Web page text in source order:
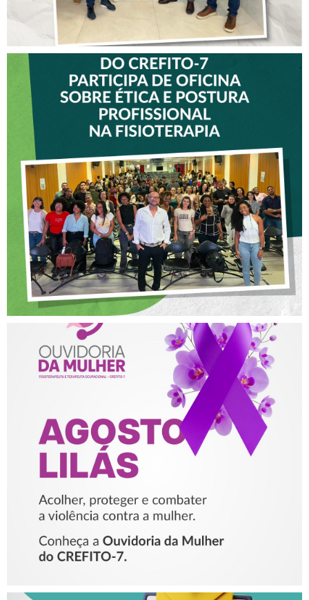
VICE-PRESIDENTE DO
CREFITO-7 PARTICIPA DE
OFICINA SOBRE ÉTICA E
POSTURA PROFISSIONAL
NA FISIOTERAPIA
AGOSTO LILÁS – ACOLHER,
PROTEGER E COMBATER A
VIOLÊNCIA CONTRA A
MULHER